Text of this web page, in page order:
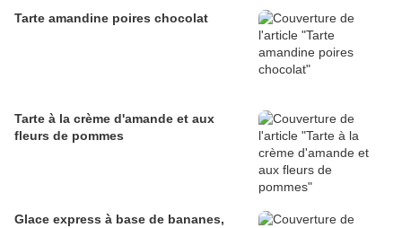
Tarte amandine poires chocolat
Tarte à la crème d'amande et aux
fleurs de pommes
Glace express à base de bananes,